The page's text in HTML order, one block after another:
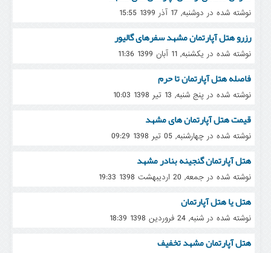
نوشته شده در دوشنبه, 17 آذر 1399 15:55
رزرو هتل آپارتمان مشهد سفرهای گالیور
نوشته شده در یکشنبه, 11 آبان 1399 11:36
فاصله هتل آپارتمان تا حرم
نوشته شده در پنج شنبه, 13 تیر 1398 10:03
قیمت هتل آپارتمان های مشهد
نوشته شده در چهارشنبه, 05 تیر 1398 09:29
هتل آپارتمان گنجینه بنادر مشهد
نوشته شده در جمعه, 20 ارديبهشت 1398 19:33
هتل یا هتل آپارتمان
نوشته شده در شنبه, 24 فروردين 1398 18:39
هتل آپارتمان مشهد تخفیف